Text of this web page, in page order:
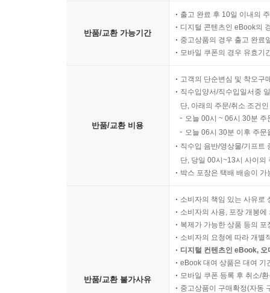
반품/교환 가능기간
출고 완료 후 10일 이내의
디지털 콘텐츠인 eBook의
중고상품의 경우 출고 완료
모바일 쿠폰의 경우 유효기
반품/교환 비용
고객의 단순변심 및 착오구
직수입양서/직수입일서중
단, 아래의 주문/취소 조건
오늘 00시 ~ 06시 30분
오늘 06시 30분 이후 주
직수입 음반/영상물/기프트
단, 당일 00시~13시 사이의
박스 포장은 택배 배송이
반품/교환 불가사유
소비자의 책임 있는 사유로
소비자의 사용, 포장 개봉
복제가 가능한 상품 등의
소비자의 요청에 따라 개별
디지털 컨텐츠인 eBook,
eBook 대여 상품은 대여 기
모바일 쿠폰 등록 후 취소/
중고상품이 구매확정(자동